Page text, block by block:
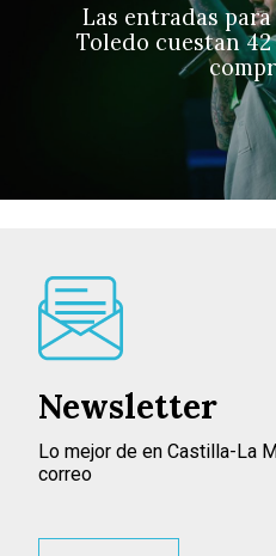
Las entradas
Toledo cuestan
Newsletter
Lo mejor de en Castilla-La
correo